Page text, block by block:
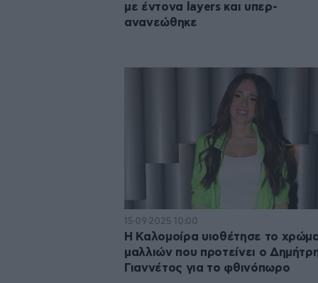
με έντονα layers και υπερ-
ανανεώθηκε
15·09·2025 10:00
Η Καλομοίρα υιοθέτησε το
μαλλιών που προτείνει ο
Γιαννέτος για το φθινόπωρο